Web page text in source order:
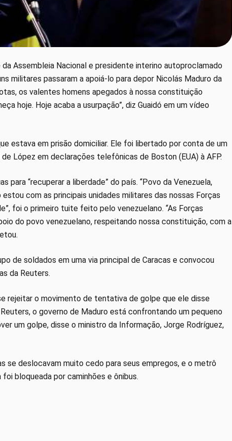
Assembleia Nacional e presidente interino autoproclamado
militares passaram a apoiá-lo para depor Nicolás Maduro da
os valentes homens apegados à nossa constituição
hoje. Hoje acaba a usurpação”, diz Guaidó em um vídeo
estava em prisão domiciliar. Ele foi libertado por conta de um
López em declarações telefônicas de Boston (EUA) à AFP.
para “recuperar a liberdade” do país. “Povo da Venezuela,
com as principais unidades militares das nossas Forças
foi o primeiro tuite feito pelo venezuelano. “As Forças
do povo venezuelano, respeitando nossa constituição, com a
de soldados em uma via principal de Caracas e convocou
da Reuters.
rejeitar o movimento de tentativa de golpe que ele disse
o governo de Maduro está confrontando um pequeno
um golpe, disse o ministro da Informação, Jorge Rodríguez,
se deslocavam muito cedo para seus empregos, e o metrô
bloqueada por caminhões e ônibus.